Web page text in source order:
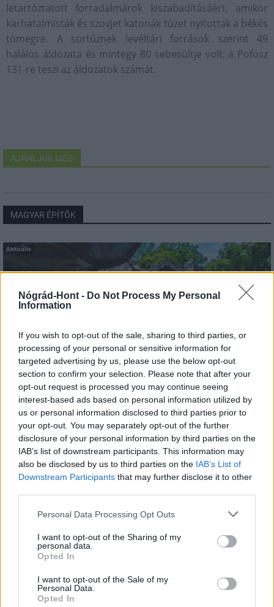
Nógrád-Hont - Do Not Process My Personal
Information
If you wish to opt-out of the sale, sharing to third parties, or
processing of your personal or sensitive information for
targeted advertising by us, please use the below opt-out
section to confirm your selection. Please note that after your
opt-out request is processed you may continue seeing
interest-based ads based on personal information utilized by
us or personal information disclosed to third parties prior to
your opt-out. You may separately opt-out of the further
disclosure of your personal information by third parties on the
IAB’s list of downstream participants. This information may
also be disclosed by us to third parties on the IAB’s List of
Downstream Participants that may further disclose it to other
Please note that this website/app uses one or more Google
not limited to your visit or usage behaviour. You may click to
grant or deny consent to Google and its third-party tags to
use your data for below specified purposes in below Google
consent section.
Personal Data Processing Opt Outs
I want to opt-out of the Sharing of my
personal data.
Opted In
I want to opt-out of the Sale of my
Personal Data.
Opted In
letartóztatott forradalmárok kiszabadításáért, amikor
karhatalmisták és szovjet katonák tüzet nyitottak a békés
tömegre. A sortűznek levéltári források szerint 49
halálos áldozata és mintegy 80 sebesültje volt, a Pofosz
131-re teszi az áldozatok számát.
AJÁNLJUK MÉG
MAGYAR ÉPÍTŐK
Aktuális
műemlékfelújítás műemlék restaurálás
Történelmi táj, amelynek minden köve mesél –
megújul a tatai Angolkert
A projekt részeként megújulnak a területen található
műemlékek, köztük a különleges Műromok, valamint a közeli
M1 bővítés: már zajlik a teljesen új
Új gyalogosátkelők és jelzőlámpás
csomópont épül Angyalföldön